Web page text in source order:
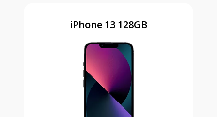
iPhone 13 128GB